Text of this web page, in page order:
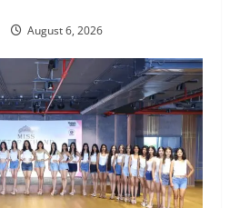
August 6, 2026